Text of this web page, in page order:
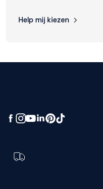
Help mij kiezen